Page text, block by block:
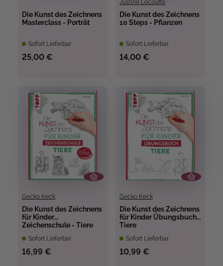
Die Kunst des Zeichnens
Masterclass - Porträt
Sofort Lieferbar
25,00 €
Justine Lecouffe
Die Kunst des Zeichnens
10 Steps - Pflanzen
Sofort Lieferbar
14,00 €
Gecko Keck
Die Kunst des Zeichnens
für Kinder
Zeichenschule - Tiere
Sofort Lieferbar
16,99 €
Gecko Keck
Die Kunst des Zeichnens
für Kinder Übungsbuch -
Tiere
Sofort Lieferbar
10,99 €